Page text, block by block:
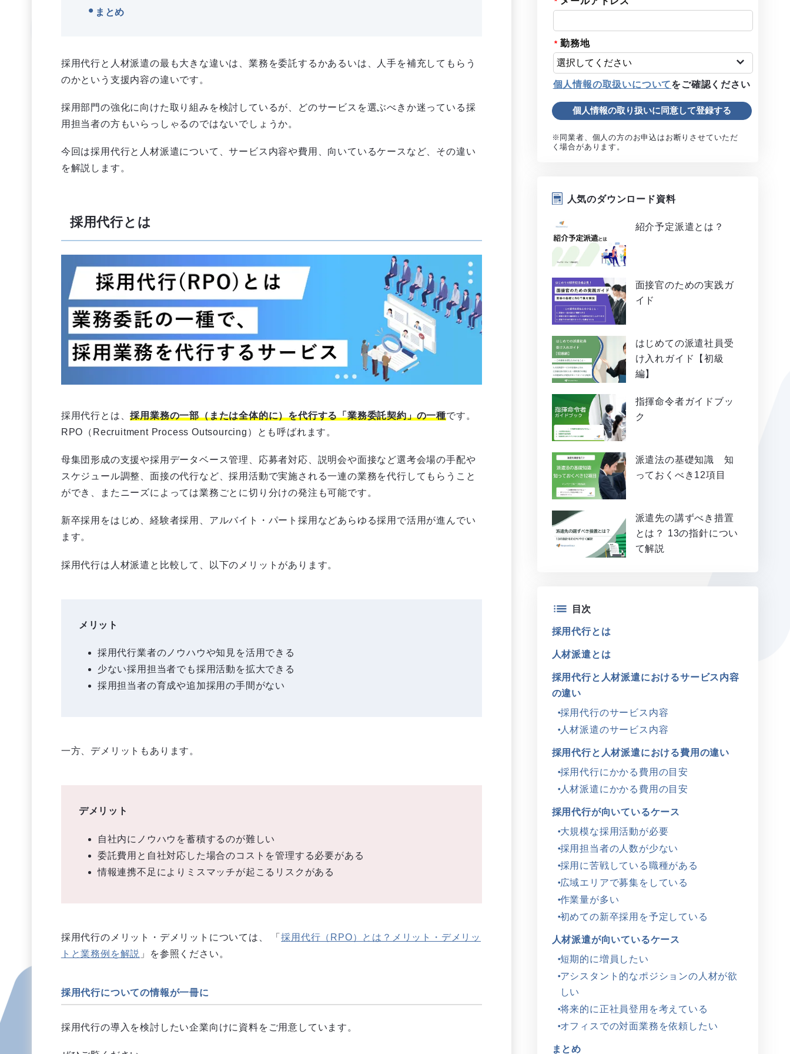
まとめ
採用代行と人材派遣の最も大きな違いは、業務を委託するかあるいは、人手を補充してもらう
のかという支援内容の違いです。
採用部門の強化に向けた取り組みを検討しているが、どのサービスを選ぶべきか迷っている採
用担当者の方もいらっしゃるのではないでしょうか。
今回は採用代行と人材派遣について、サービス内容や費用、向いているケースなど、その違い
を解説します。
採用代行とは
採用代行とは、採用業務の一部（または全体的に）を代行する「業務委託契約」の一種です。
RPO（Recruitment Process Outsourcing）とも呼ばれます。
母集団形成の支援や採用データベース管理、応募者対応、説明会や面接など選考会場の手配や
スケジュール調整、面接の代行など、採用活動で実施される一連の業務を代行してもらうこと
ができ、またニーズによっては業務ごとに切り分けの発注も可能です。
新卒採用をはじめ、経験者採用、アルバイト・パート採用などあらゆる採用で活用が進んでい
ます。
採用代行は人材派遣と比較して、以下のメリットがあります。
メリット
採用代行業者のノウハウや知見を活用できる
少ない採用担当者でも採用活動を拡大できる
採用担当者の育成や追加採用の手間がない
一方、デメリットもあります。
デメリット
自社内にノウハウを蓄積するのが難しい
委託費用と自社対応した場合のコストを管理する必要がある
情報連携不足によりミスマッチが起こるリスクがある
採用代行のメリット・デメリットについては、 「採用代行（RPO）とは？メリット・デメリッ
トと業務例を解説 」を参照ください。
採用代行についての情報が一冊に
採用代行の導入を検討したい企業向けに資料をご用意しています。
勤務地
個人情報の取扱いについてをご確認ください
※同業者、個人の方のお申込はお断りさせていただ
く場合があります。
人気のダウンロード資料
紹介予定派遣とは？
面接官のための実践ガ
イド
はじめての派遣社員受
け入れガイド【初級
編】
指揮命令者ガイドブッ
ク
派遣法の基礎知識 知
っておくべき12項目
派遣先の講ずべき措置
とは？ 13の指針につい
て解説
目次
採用代行とは
人材派遣とは
採用代行と人材派遣におけるサービス内容
の違い
採用代行のサービス内容
人材派遣のサービス内容
採用代行と人材派遣における費用の違い
採用代行にかかる費用の目安
人材派遣にかかる費用の目安
採用代行が向いているケース
大規模な採用活動が必要
採用担当者の人数が少ない
採用に苦戦している職種がある
広域エリアで募集をしている
作業量が多い
初めての新卒採用を予定している
人材派遣が向いているケース
短期的に増員したい
アシスタント的なポジションの人材が欲
しい
将来的に正社員登用を考えている
オフィスでの対面業務を依頼したい
まとめ